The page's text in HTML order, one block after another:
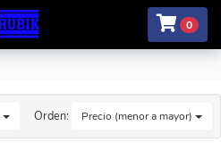
0
Orden: Precio (menor a mayor)